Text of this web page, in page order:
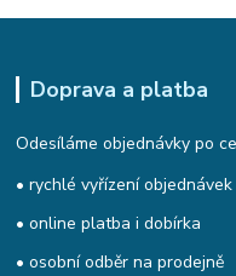
Doprava a platba
Odesíláme objednávky po
• rychlé vyřízení objednávek
• online platba i dobírka
• osobní odběr na prodejně